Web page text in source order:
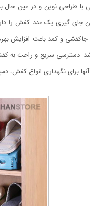
با طراحی نوین و در عین
گیری یک عدد کفش را
جاکفشی و کمد باعث
برای نگهداری انواع کفش،